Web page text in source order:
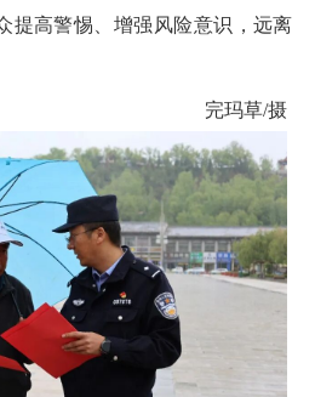
提高警惕、增强风险意识，远离
完玛草/摄